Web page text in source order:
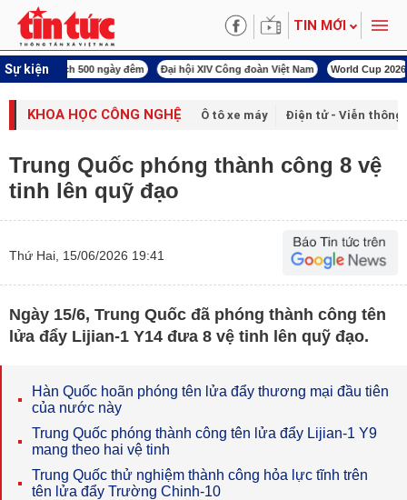
TIN MỚI
Sự kiện
ngày đêm Đại hội XIV Công đoàn Việt Nam World Cup 2026 Kỳ họp thứ
KHOA HỌC CÔNG NGHỆ Ô tô xe máy Điện tử - Viễn thông
Trung Quốc phóng thành công 8 vệ
tinh lên quỹ đạo
Thứ Hai, 15/06/2026 19:41
Ngày 15/6, Trung Quốc đã phóng thành công tên
lửa đẩy Lijian-1 Y14 đưa 8 vệ tinh lên quỹ đạo.
Hàn Quốc hoãn phóng tên lửa đẩy thương mại đầu tiên
của nước này
Trung Quốc phóng thành công tên lửa đẩy Lijian-1 Y9
mang theo hai vệ tinh
Trung Quốc thử nghiệm thành công hỏa lực tĩnh trên
tên lửa đẩy Trường Chinh-10